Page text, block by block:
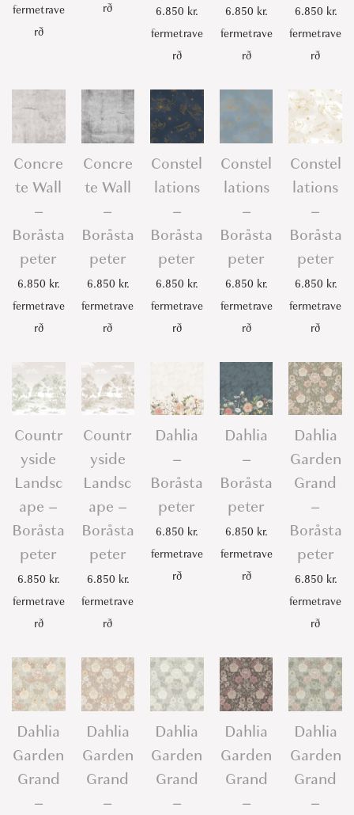
fermetrave
rð
rð
6.850 kr.
fermetrave
rð
6.850 kr.
fermetrave
rð
6.850 kr.
fermetrave
rð
Concre
te Wall
–
Boråsta
peter
6.850 kr.
fermetrave
rð
Concre
te Wall
–
Boråsta
peter
6.850 kr.
fermetrave
rð
Constel
lations
–
Boråsta
peter
6.850 kr.
fermetrave
rð
Constel
lations
–
Boråsta
peter
6.850 kr.
fermetrave
rð
Constel
lations
–
Boråsta
peter
6.850 kr.
fermetrave
rð
Countr
yside
Landsc
ape –
Boråsta
peter
6.850 kr.
fermetrave
rð
Countr
yside
Landsc
ape –
Boråsta
peter
6.850 kr.
fermetrave
rð
Dahlia
–
Boråsta
peter
6.850 kr.
fermetrave
rð
Dahlia
–
Boråsta
peter
6.850 kr.
fermetrave
rð
Dahlia
Garden
Grand
–
Boråsta
peter
6.850 kr.
fermetrave
rð
Dahlia
Garden
Grand
–
Dahlia
Garden
Grand
–
Dahlia
Garden
Grand
–
Dahlia
Garden
Grand
–
Dahlia
Garden
Grand
–